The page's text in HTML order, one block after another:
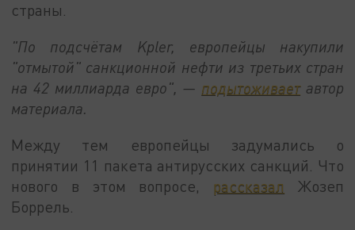
страны.
"По подсчётам Kpler, европейцы накупили
"отмытой" санкционной нефти из третьих стран
на 42 миллиарда евро", — подытоживаетавтор
материала.
Между тем европейцы задумались о
принятии 11 пакета антирусских санкций. Что
нового в этом вопросе, рассказал Жозеп
Боррель.